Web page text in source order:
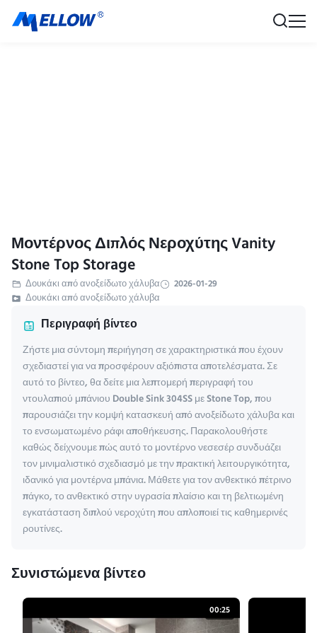
Μοντέρνος Διπλός Νεροχύτης Vanity
Stone Top Storage
Δουκάκι από ανοξείδωτο χάλυβα 2026-01-29
Δουκάκι από ανοξείδωτο χάλυβα
Περιγραφή βίντεο
Ζήστε μια σύντομη περιήγηση σε χαρακτηριστικά που έχουν
σχεδιαστεί για να προσφέρουν αξιόπιστα αποτελέσματα. Σε
αυτό το βίντεο, θα δείτε μια λεπτομερή περιγραφή του
ντουλαπιού μπάνιου Double Sink 304SS με Stone Top, που
παρουσιάζει την κομψή κατασκευή από ανοξείδωτο χάλυβα και
το ενσωματωμένο ράφι αποθήκευσης. Παρακολουθήστε
καθώς δείχνουμε πώς αυτό το μοντέρνο νεσεσέρ συνδυάζει
τον μινιμαλιστικό σχεδιασμό με την πρακτική λειτουργικότητα,
ιδανικό για μοντέρνα μπάνια. Μάθετε για τον ανθεκτικό πέτρινο
πάγκο, το ανθεκτικό στην υγρασία πλαίσιο και τη βελτιωμένη
εγκατάσταση διπλού νεροχύτη που απλοποιεί τις καθημερινές
ρουτίνες.
Συνιστώμενα βίντεο
00:25